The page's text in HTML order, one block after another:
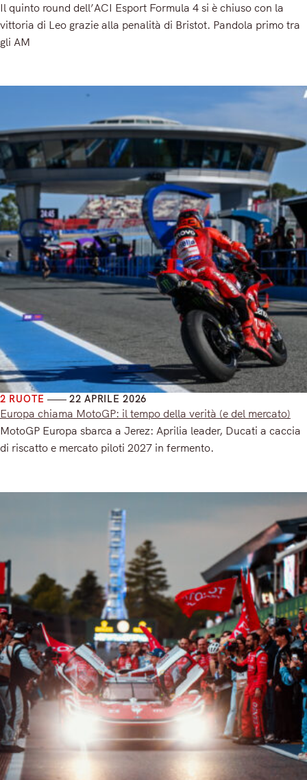
Il quinto round dell’ACI Esport Formula 4 si è chiuso con la
vittoria di Leo grazie alla penalità di Bristot. Pandola primo tra
gli AM
2 RUOTE 22 APRILE 2026
Europa chiama MotoGP: il tempo della verità (e del mercato)
MotoGP Europa sbarca a Jerez: Aprilia leader, Ducati a caccia
di riscatto e mercato piloti 2027 in fermento.